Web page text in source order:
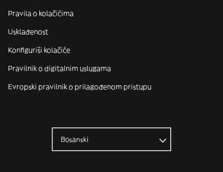
Pravila o kolačićima
Usklađenost
Konfiguriši kolačiće
Pravilnik o digitalnim uslugama
Evropski pravilnik o prilagođenom pristupu